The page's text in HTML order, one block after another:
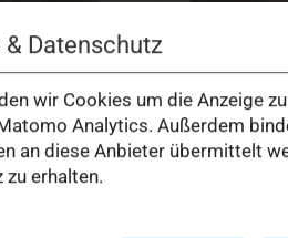
Datenschutz
wir Cookies um die Anzeige
Analytics. Außerdem
an diese Anbieter übermittelt
erhalten.